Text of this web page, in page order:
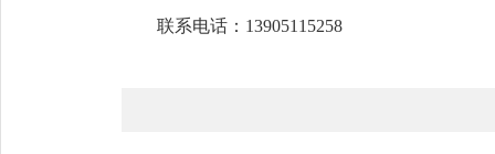
联系电话： 13905115258